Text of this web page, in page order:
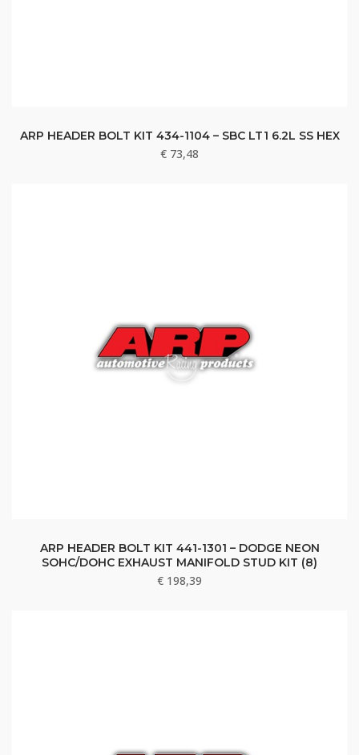
ARP HEADER BOLT KIT 434-1104 – SBC LT1 6.2L SS HEX
€ 73,48
ARP HEADER BOLT KIT 441-1301 – DODGE NEON
SOHC/DOHC EXHAUST MANIFOLD STUD KIT (8)
€ 198,39